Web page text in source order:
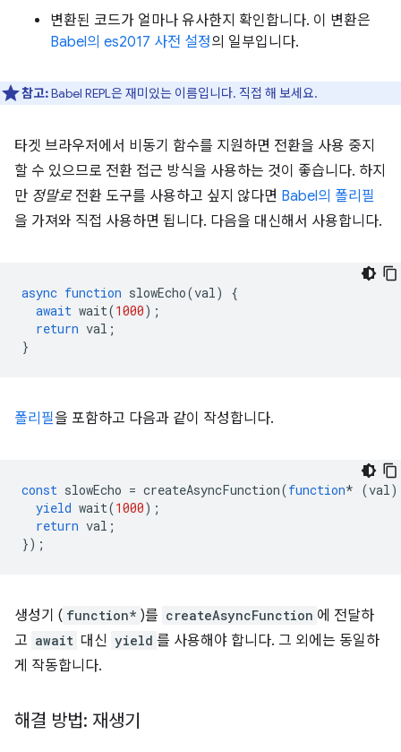
변환된 코드가 얼마나 유사한지 확인합니다. 이 변환은
Babel의 es2017 사전 설정의 일부입니다.
참고:Babel REPL은 재미있는 이름입니다. 직접 해 보세요.
타겟 브라우저에서 비동기 함수를 지원하면 전환을 사용 중지
할 수 있으므로 전환 접근 방식을 사용하는 것이 좋습니다. 하지
만 정말로전환 도구를 사용하고 싶지 않다면 Babel의 폴리필
을 가져와 직접 사용하면 됩니다. 다음을 대신해서 사용합니다.
async function slowEcho(val)
{
await wait(1000);
return val ;
}
폴리필을 포함하고 다음과 같이 작성합니다.
const slowEcho = createAsyncFunction(function* (val)
yield wait(1000);
return val ;
});
생성기 ( function* )를 createAsyncFunction 에 전달하
고 await 대신 yield 를 사용해야 합니다. 그 외에는 동일하
게 작동합니다.
해결 방법: 재생기